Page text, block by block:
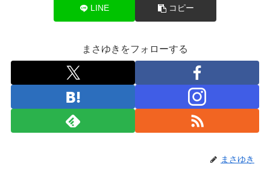
LINE コピー
まさゆきをフォローする
まさゆき